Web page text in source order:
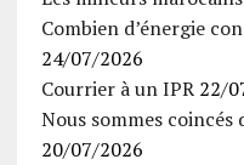
Combien d’énergie
24/07/2026
Courrier à un IPR 22/
Nous sommes
20/07/2026